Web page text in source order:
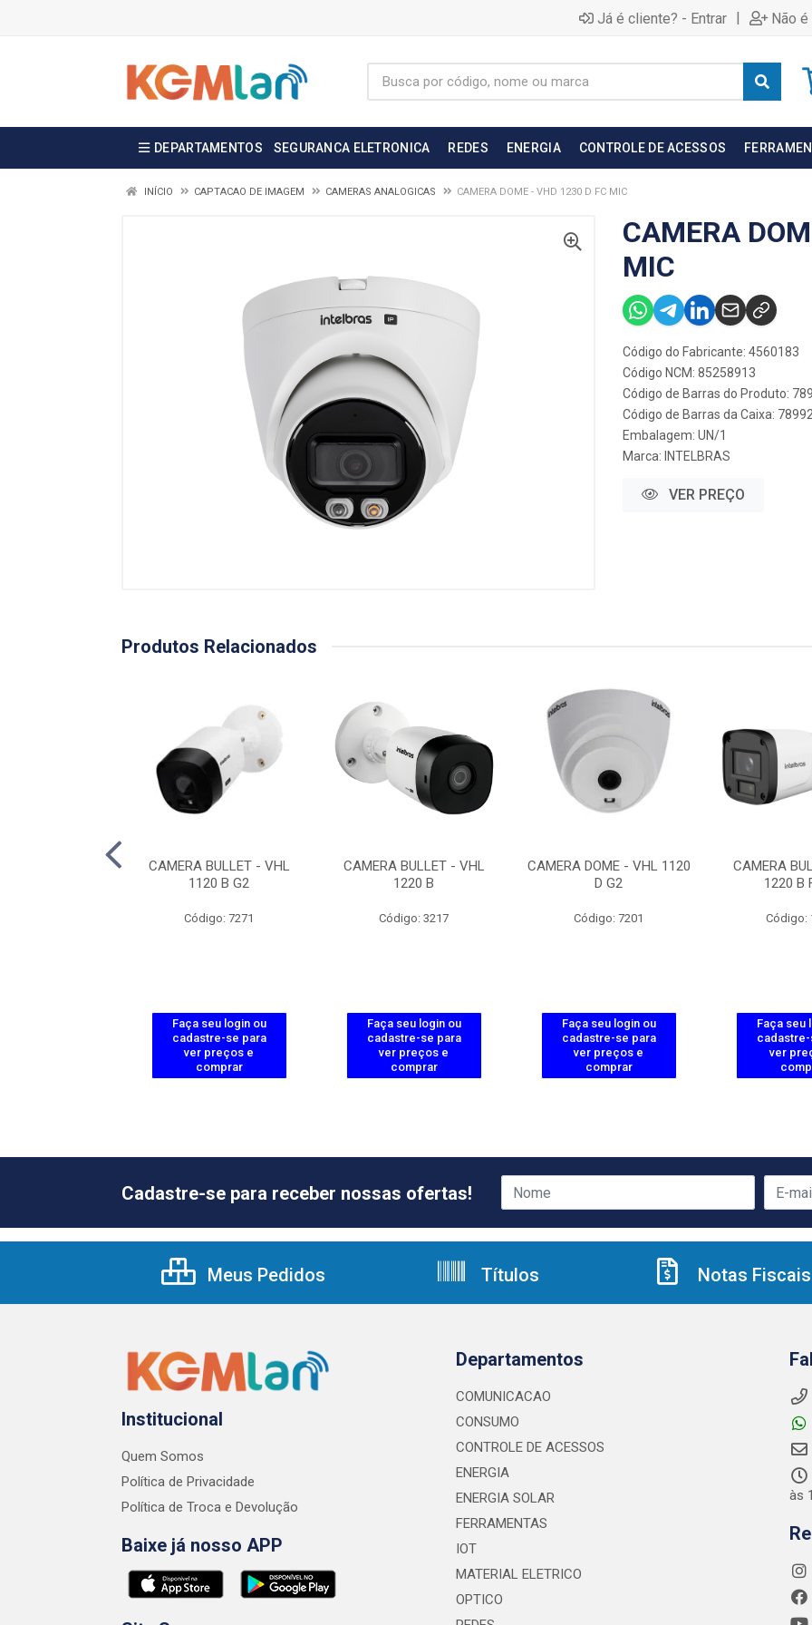
Já é cliente? - Entrar | Não
DEPARTAMENTOS SEGURANCA ELETRONICA REDES ENERGIA CONTROLE DE ACESSOS
INÍCIO CAPTACAO DE IMAGEM CAMERAS ANALOGICAS CAMERA DOME - VHD 1230 D FC MIC
CAMERA
MIC
Código do Fabricante: 4560183
Código NCM: 85258913
Código de Barras do Produto:
Código de Barras da Caixa:
Embalagem: UN/1
Marca: INTELBRAS
VER PREÇO
Produtos Relacionados
CAMERA BULLET - VHL
1120 B G2
Código: 7271
Faça seu login ou
cadastre-se para
ver preços e
comprar
CAMERA BULLET - VHL
1220 B
Código: 3217
Faça seu login ou
cadastre-se para
ver preços e
comprar
CAMERA DOME - VHL 1120
D G2
Código: 7201
Faça seu login ou
cadastre-se para
ver preços e
comprar
CAMERA
1220 B
Código:
Faça seu
ver
Cadastre-se para receber nossas ofertas!
Meus Pedidos Títulos Notas Fiscais
Institucional
Quem Somos
Política de Privacidade
Política de Troca e Devolução
Baixe já nosso APP
Departamentos
COMUNICACAO
CONSUMO
CONTROLE DE ACESSOS
ENERGIA
ENERGIA SOLAR
FERRAMENTAS
IOT
MATERIAL ELETRICO
OPTICO
às